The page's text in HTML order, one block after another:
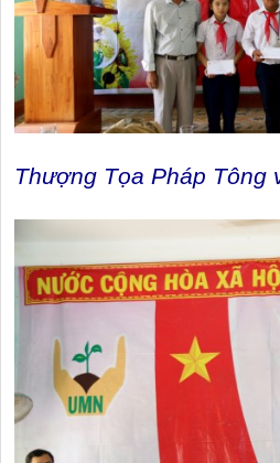
Thượng Tọa Pháp Tông